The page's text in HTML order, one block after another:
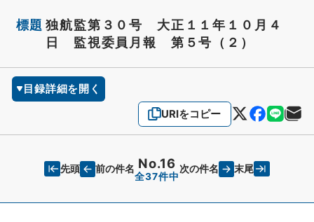
標題 独航監第３０号 大正１１年１０月４
日 監視委員月報 第５号（２）
目録詳細を開く
URIをコピー
先頭 前の件名 No.16
全37件中
次の件名 末尾